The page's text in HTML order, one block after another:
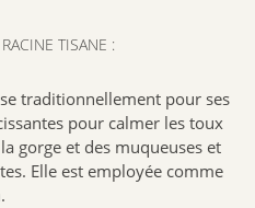
TISANE :
traditionnellement pour ses
pour calmer les toux
gorge et des muqueuses et
Elle est employée comme